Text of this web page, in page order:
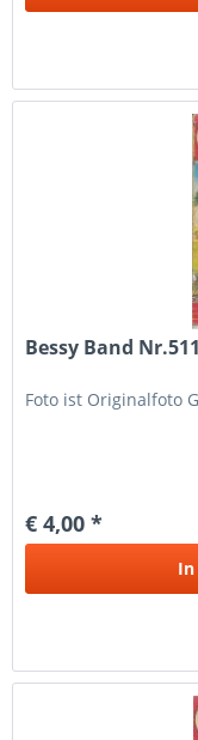
Bessy Band Nr.511
Foto ist Originalfoto
€ 4,00 *